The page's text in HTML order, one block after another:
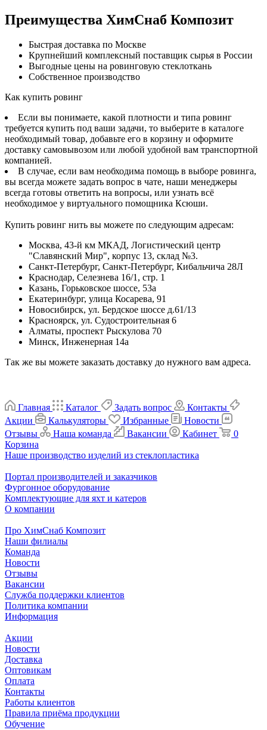
Преимущества ХимСнаб Композит
Быстрая доставка по Москве
Крупнейший комплексный поставщик сырья в России
Выгодные цены на ровинговую стеклоткань
Собственное производство
Как купить ровинг
Если вы понимаете, какой плотности и типа ровинг
требуется купить под ваши задачи, то выберите в каталоге
необходимый товар, добавьте его в корзину и оформите
доставку самовывозом или любой удобной вам транспортной
компанией.
В случае, если вам необходима помощь в выборе ровинга,
вы всегда можете задать вопрос в чате, наши менеджеры
всегда готовы ответить на вопросы, или узнать всё
необходимое у виртуального помощника Ксюши.
Купить ровинг нить вы можете по следующим адресам:
Москва, 43-й км МКАД, Логистический центр
"Славянский Мир", корпус 13, склад №3.
Санкт-Петербург, Санкт-Петербург, Кибальчича 28Л
Краснодар, Селезнева 16/1, стр. 1
Казань, Горьковское шоссе, 53а
Екатеринбург, улица Косарева, 91
Новосибирск, ул. Бердское шоссе д.61/13
Красноярск, ул. Судостроительная 6
Алматы, проспект Рыскулова 70
Минск, Инженерная 14а
Так же вы можете заказать доставку до нужного вам адреса.
Главная Каталог Задать вопрос
Контакты
Акции
Калькуляторы Избранные
Новости
Отзывы
Наша команда Вакансии Кабинет
0
Корзина
Наше производство изделий из стеклопластика
Портал производителей и заказчиков
Фургонное оборудование
Комплектующие для яхт и катеров
О компании
Про ХимСнаб Композит
Наши филиалы
Команда
Новости
Отзывы
Вакансии
Служба поддержки клиентов
Политика компании
Информация
Акции
Новости
Доставка
Оптовикам
Оплата
Контакты
Работы клиентов
Правила приёма продукции
Обучение